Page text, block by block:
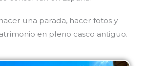
una parada, hacer fotos y
en pleno casco antiguo.